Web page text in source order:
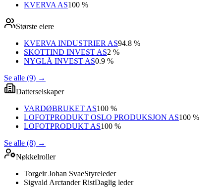
KVERVA AS100 %
Største eiere
KVERVA INDUSTRIER AS94.8 %
SKOTTIND INVEST AS2 %
NYGLÅ INVEST AS0.9 %
Se alle (9) →
Datterselskaper
VARDØBRUKET AS100 %
LOFOTPRODUKT OSLO PRODUKSJON AS100 %
LOFOTPRODUKT AS100 %
Se alle (8) →
Nøkkelroller
Torgeir Johan SvaeStyreleder
Sigvald Arctander RistDaglig leder